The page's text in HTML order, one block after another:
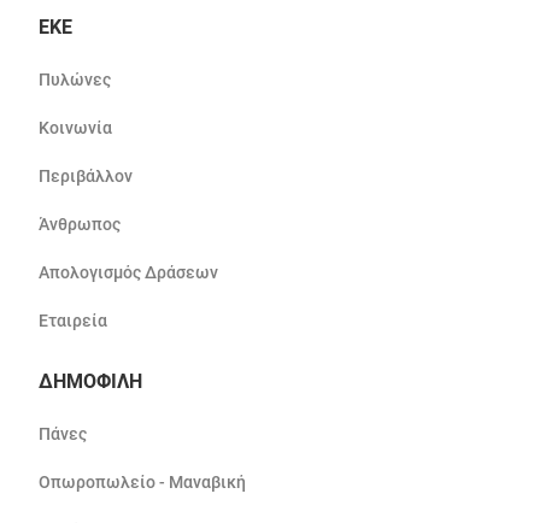
ΕΚΕ
Πυλώνες
Κοινωνία
Περιβάλλον
Άνθρωπος
Απολογισμός Δράσεων
Εταιρεία
ΔΗΜΟΦΙΛΗ
Πάνες
Οπωροπωλείο - Μαναβική